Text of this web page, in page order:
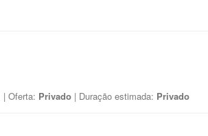
| Oferta: Privado | Duração estimada: Privado